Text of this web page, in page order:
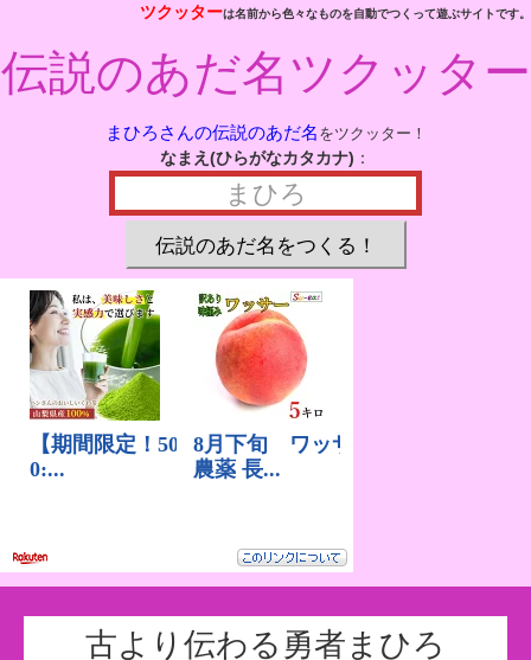
ツクッターは名前から色々なものを自動でつくって遊ぶサイトです。
伝説のあだ名ツクッター
まひろさんの伝説のあだ名 をツクッター！
なまえ(ひらがなカタカナ) ：
古より伝わる勇者まひろ